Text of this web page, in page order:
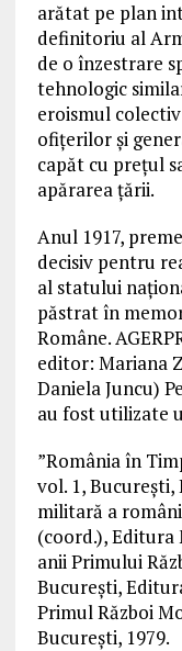
arătat pe plan
definitoriu al
de o înzestrare
tehnologic
eroismul
ofițerilor și
capăt cu prețul
apărarea țării.
Anul 1917,
decisiv pentru
al statului
păstrat în
Române.
editor: Mariana
Daniela Juncu)
au fost utilizate
”România în
vol. 1,
militară a
(coord.), Editura
anii Primului
București,
Primul Război
București, 1979.